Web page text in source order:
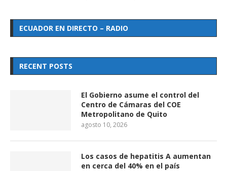
ECUADOR EN DIRECTO – RADIO
RECENT POSTS
El Gobierno asume el control del
Centro de Cámaras del COE
Metropolitano de Quito
agosto 10, 2026
Los casos de hepatitis A aumentan
en cerca del 40% en el país